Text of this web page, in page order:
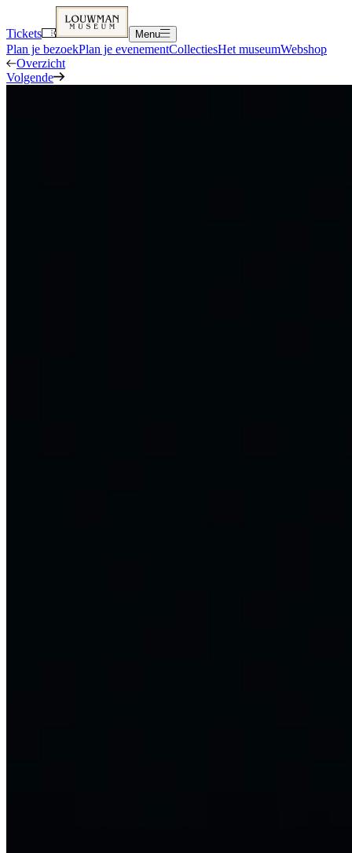
Tickets Menu
Plan je bezoekPlan je evenementCollectiesHet museumWebshop
Overzicht
Volgende